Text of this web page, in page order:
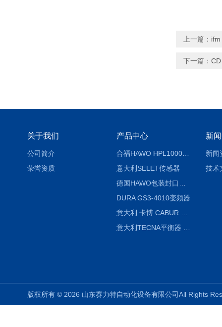
上一篇：
下一篇：
关于我们
公司简介
荣誉资质
产品中心
合福HAWO HPL1000AS封口机
意大利SELET传感器
DURA GS3-4010变频器
新
新闻
技术
版权所有 © 2026 山东赛力特自动化设备有限公司All Rights